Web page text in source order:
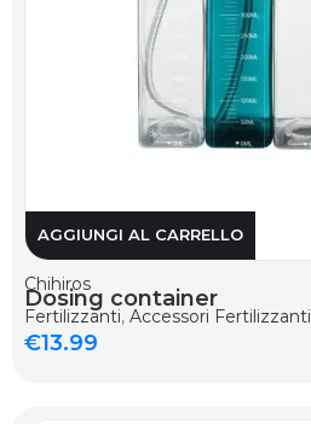
AGGIUNGI AL CARRELLO
Chihiros
Dosing container
Fertilizzanti, Accessori Fertilizzanti
€13.99